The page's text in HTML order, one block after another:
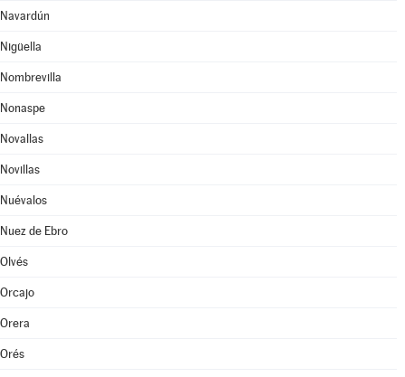
Navardún
Nigüella
Nombrevilla
Nonaspe
Novallas
Novillas
Nuévalos
Nuez de Ebro
Olvés
Orcajo
Orera
Orés